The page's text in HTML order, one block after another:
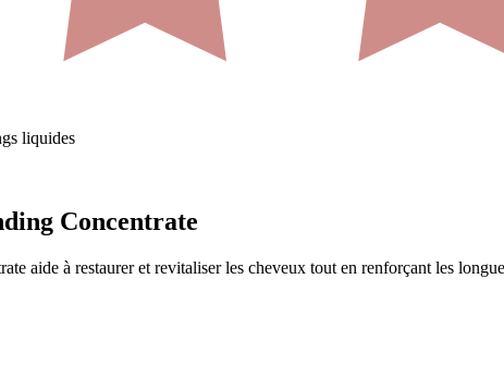
liquides
Concentrate
aide à restaurer et revitaliser les cheveux tout en renforçant les